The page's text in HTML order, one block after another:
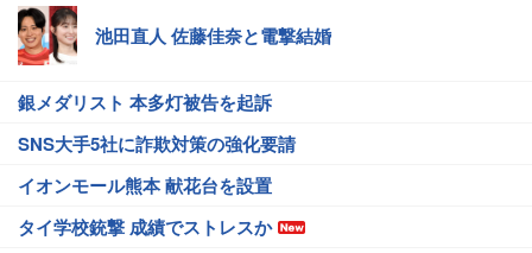
池田直人 佐藤佳奈と電撃結婚
銀メダリスト 本多灯被告を起訴
SNS大手5社に詐欺対策の強化要請
イオンモール熊本 献花台を設置
タイ学校銃撃 成績でストレスか